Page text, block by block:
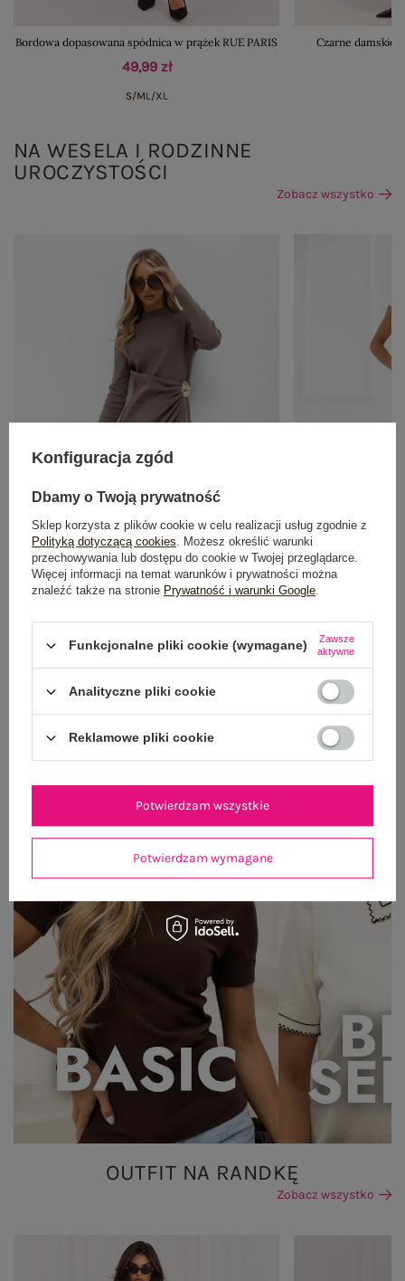
Bordowa dopasowana spódnica w prążek RUE PARIS
49,99 zł
S/ML/XL
Czarne damskie
NA WESELA I RODZINNE
UROCZYSTOŚCI
Zobacz wszystko
OUTFIT NA RANDKĘ
Zobacz wszystko
Konfiguracja zgód
Dbamy o Twoją prywatność
Sklep korzysta z plików cookie w celu realizacji usług zgodnie z
Polityką dotyczącą cookies. Możesz określić warunki
przechowywania lub dostępu do cookie w Twojej przeglądarce.
Więcej informacji na temat warunków i prywatności można
znaleźć także na stronie Prywatność i warunki Google.
Funkcjonalne pliki cookie (wymagane)
Zawsze
aktywne
Analityczne pliki cookie
Reklamowe pliki cookie
Potwierdzam wymagane
Potwierdzam wszystkie